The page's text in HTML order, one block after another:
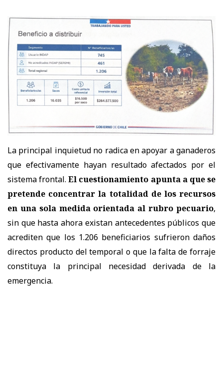
La principal inquietud no radica en apoyar a ganaderos
que efectivamente hayan resultado afectados por el
sistema frontal.El cuestionamiento apunta a que se
pretende concentrar la totalidad de los recursos
en una sola medida orientada al rubro pecuario,
sin que hasta ahora existan antecedentes públicos que
acrediten que los 1.206 beneficiarios sufrieron daños
directos producto del temporal o que la falta de forraje
constituya la principal necesidad derivada de la
emergencia.